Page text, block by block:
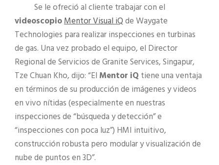
Se le ofreció al cliente trabajar con el
videoscopioMentor Visual iQde Waygate
Technologies para realizar inspecciones en turbinas
de gas. Una vez probado el equipo, el Director
Regional de Servicios de Granite Services, Singapur,
Tze Chuan Kho, dijo: “El Mentor iQtiene una ventaja
en términos de su producción de imágenes y videos
en vivo nítidas (especialmente en nuestras
inspecciones de “búsqueda y detección” e
“inspecciones con poca luz”) HMI intuitivo,
construcción robusta pero modular y visualización de
nube de puntos en 3D”.